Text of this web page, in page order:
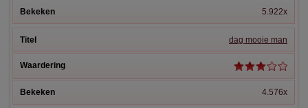
5.922x
dag mooie man
4.576x